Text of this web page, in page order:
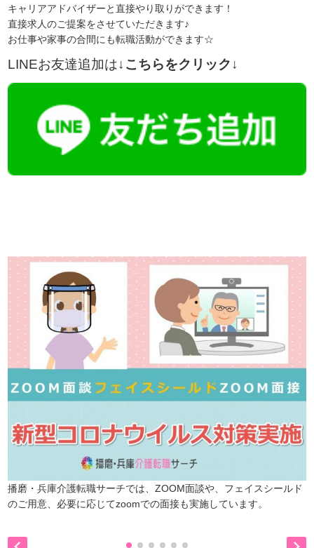
キャリアアドバイザーと直接やり取りができます！
直接求人のご提案をさせていただきます♪
お仕事や家事の合間にも転職活動ができます☆
LINEお友達追加は↓こちらをクリック↓
播磨・兵庫介護転職サーチでは、ZOOM面談や、フェイスシールド
のご用意、必要に応じてzoomでの面接も実施しています。